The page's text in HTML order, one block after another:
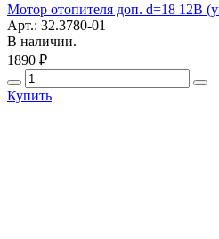
Мотор отопителя доп. d=18 12В
Арт.: 32.3780-01
В наличии.
1890 ₽
Купить